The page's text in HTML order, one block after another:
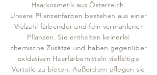
Haarkosmetik aus Österreich.
Unsere Pflanzenfarben bestehen aus einer
Vielzahl färbender und fein vermahlener
Pflanzen. Sie enthalten keinerlei
chemische Zusätze und haben gegenüber
oxidativen Haarfärbemitteln vielfältige
Vorteile zu bieten. Außerdem pflegen sie